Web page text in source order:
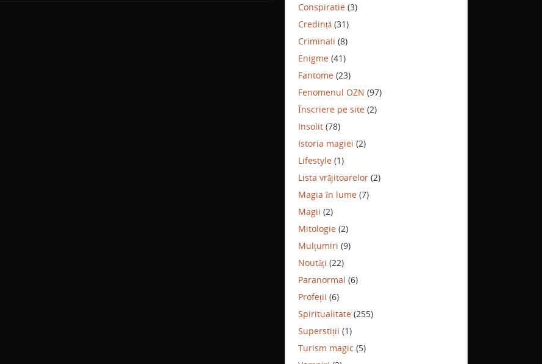
Conspiratie (3)
Credință (31)
Criminali (8)
Enigme (41)
Fantome (23)
Fenomenul OZN (97)
Înscriere pe site (2)
Insolit (78)
Istoria magiei (2)
Lifestyle (1)
Lista vrăjitoarelor (2)
Magia în lume (7)
Magii (2)
Mitologie (2)
Mulțumiri (9)
Noutăți (22)
Paranormal (6)
Profeții (6)
Spiritualitate (255)
Superstiții (1)
Turism magic (5)